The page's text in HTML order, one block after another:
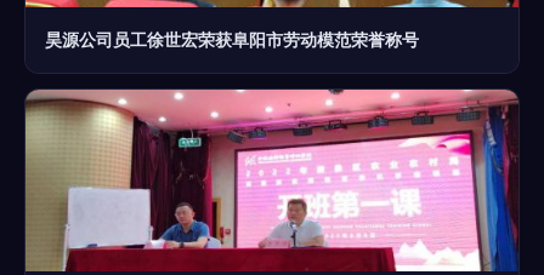
昊源公司员工徐世宏荣获阜阳市劳动模范荣誉称号